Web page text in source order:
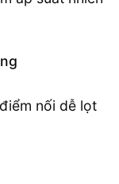
nối dễ lọt